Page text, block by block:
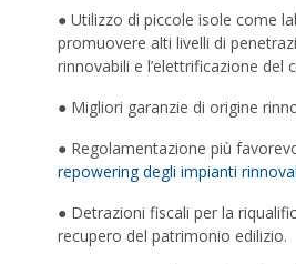
● Utilizzo di piccole isole come
promuovere alti livelli di
rinnovabili e l’elettrificazione del
● Migliori garanzie di origine
● Regolamentazione più
repowering degli impianti
● Detrazioni fiscali per la
recupero del patrimonio edilizio.